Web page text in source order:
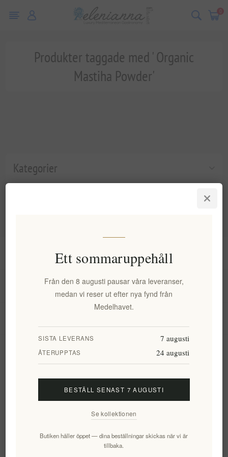
0
Kategorier
Produkter taggade med ' Organic
Mastiha Powder'
Mitt konto
Prenumerera Avsluta bevakning
Ett sommaruppehåll
Från den 8 augusti pausar våra leveranser,
medan vi reser ut efter nya fynd från
Medelhavet.
SISTA LEVERANS 7 augusti
ÅTERUPPTAS 24 augusti
BESTÄLL SENAST 7 AUGUSTI
Se kollektionen
Butiken håller öppet — dina beställningar skickas när vi är
tillbaka.